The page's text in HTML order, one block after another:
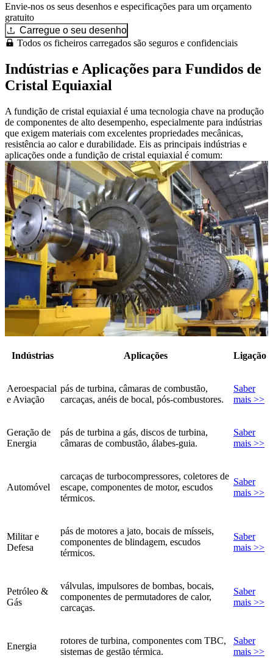
Envie-nos os seus desenhos e especificações para um orçamento
gratuito
Carregue o seu desenho
Todos os ficheiros carregados são seguros e confidenciais
Indústrias e Aplicações para Fundidos de
Cristal Equiaxial
A fundição de cristal equiaxial é uma tecnologia chave na produção
de componentes de alto desempenho, especialmente para indústrias
que exigem materiais com excelentes propriedades mecânicas,
resistência ao calor e durabilidade. Eis as principais indústrias e
aplicações onde a fundição de cristal equiaxial é comum:
Indústrias Aplicações Ligação
Aeroespacial
e Aviação
pás de turbina, câmaras de combustão,
carcaças, anéis de bocal, pós-combustores.
Saber
mais >>
Geração de
Energia
pás de turbina a gás, discos de turbina,
câmaras de combustão, álabes-guia.
Saber
mais >>
Automóvel
carcaças de turbocompressores, coletores de
escape, componentes de motor, escudos
térmicos.
Saber
mais >>
Militar e
Defesa
pás de motores a jato, bocais de mísseis,
componentes de blindagem, escudos
térmicos.
Saber
mais >>
Petróleo &
Gás
válvulas, impulsores de bombas, bocais,
componentes de permutadores de calor,
carcaças.
Saber
mais >>
Energia
rotores de turbina, componentes com TBC,
sistemas de gestão térmica.
Saber
mais >>